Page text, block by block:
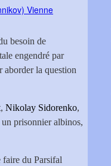
besoin de
engendré par
aborder la question
Nikolay Sidorenko,
prisonnier albinos,
faire du Parsifal